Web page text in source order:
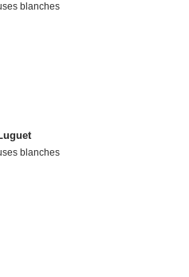
blanches
blanches